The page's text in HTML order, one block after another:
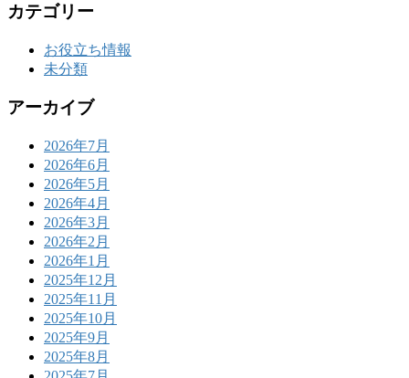
カテゴリー
お役立ち情報
未分類
アーカイブ
2026年7月
2026年6月
2026年5月
2026年4月
2026年3月
2026年2月
2026年1月
2025年12月
2025年11月
2025年10月
2025年9月
2025年8月